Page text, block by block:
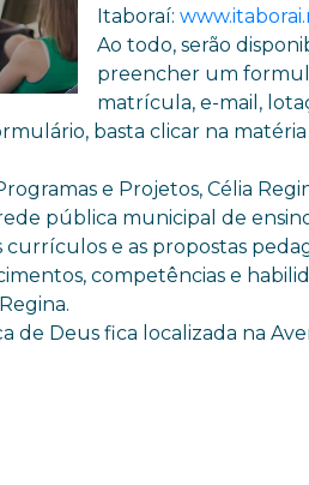
Itaboraí:
Ao todo, serão
preencher um
matrícula, e-mail,
basta clicar na
e Projetos, Célia
pública municipal de
e as propostas
competências e
Deus fica localizada na